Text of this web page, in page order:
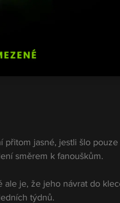
přitom jasné, jestli šlo
směrem k fanouškům.
ale je, že jeho návrat do
týdnů.